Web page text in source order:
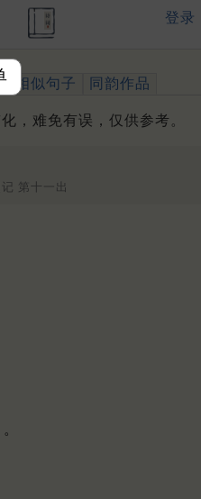
登录
相似句子 同韵作品
，难免有误，仅供参考。
第十一出
。